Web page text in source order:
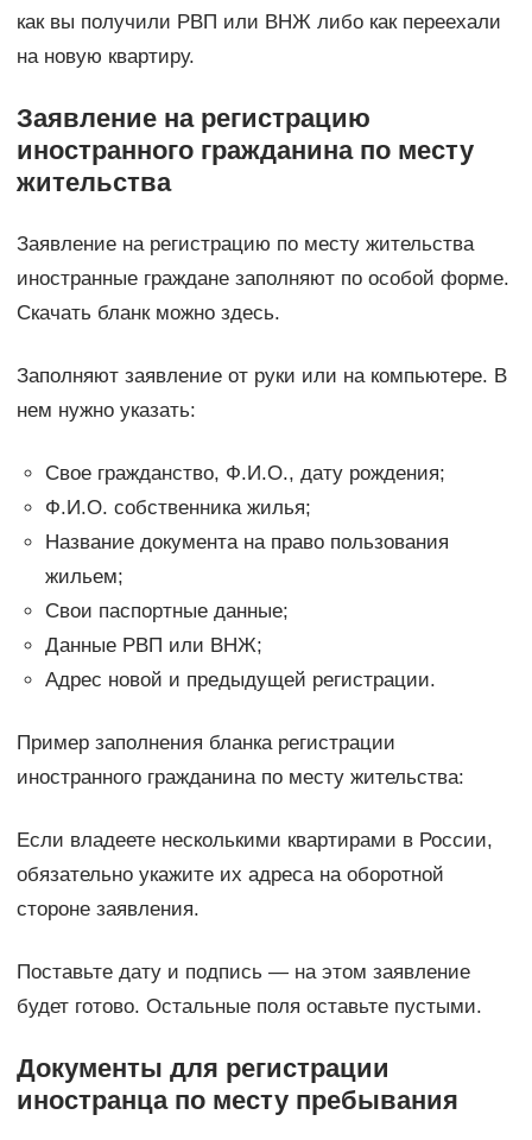
как вы получили РВП или ВНЖ либо как переехали
на новую квартиру.
Заявление на регистрацию
иностранного гражданина по месту
жительства
Заявление на регистрацию по месту жительства
иностранные граждане заполняют по особой форме.
Скачать бланк можно здесь.
Заполняют заявление от руки или на компьютере. В
нем нужно указать:
Свое гражданство, Ф.И.О., дату рождения;
Ф.И.О. собственника жилья;
Название документа на право пользования
жильем;
Свои паспортные данные;
Данные РВП или ВНЖ;
Адрес новой и предыдущей регистрации.
Пример заполнения бланка регистрации
иностранного гражданина по месту жительства:
Если владеете несколькими квартирами в России,
обязательно укажите их адреса на оборотной
стороне заявления.
Поставьте дату и подпись — на этом заявление
будет готово. Остальные поля оставьте пустыми.
Документы для регистрации
иностранца по месту пребывания